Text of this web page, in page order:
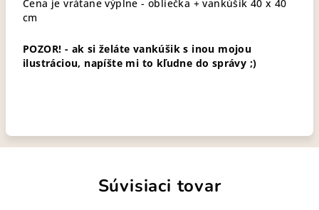
Cena je vrátane výplne - obliečka + vankúšik 40 x 40
cm
POZOR! - ak si želáte vankúšik s inou mojou
ilustráciou, napíšte mi to kľudne do správy ;)
Súvisiaci tovar